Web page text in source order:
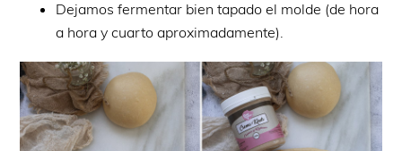
Dejamos fermentar bien tapado el molde (de hora
a hora y cuarto aproximadamente).